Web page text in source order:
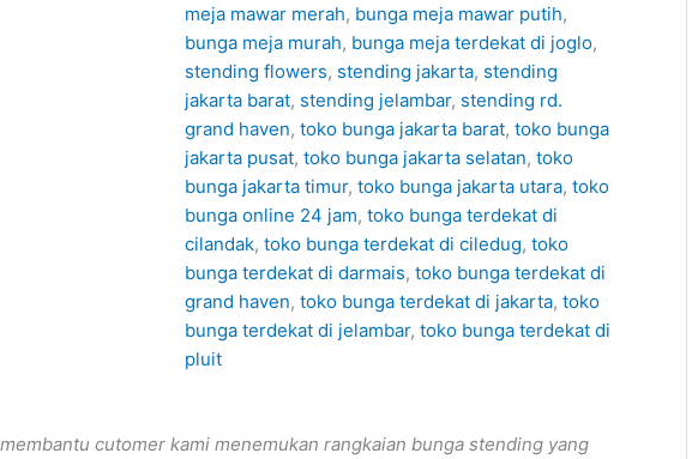
meja mawar merah, bunga meja mawar putih,
bunga meja murah, bunga meja terdekat di joglo,
stending flowers, stending jakarta, stending
jakarta barat, stending jelambar, stending rd.
grand haven, toko bunga jakarta barat, toko bunga
jakarta pusat, toko bunga jakarta selatan, toko
bunga jakarta timur, toko bunga jakarta utara, toko
bunga online 24 jam, toko bunga terdekat di
cilandak, toko bunga terdekat di ciledug, toko
bunga terdekat di darmais, toko bunga terdekat di
grand haven, toko bunga terdekat di jakarta, toko
bunga terdekat di jelambar, toko bunga terdekat di
pluit
cutomer kami menemukan rangkaian bunga stending yang